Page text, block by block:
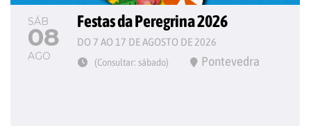
SÁB
08
AGO
Festas da Peregrina 2026
DO 7 AO 17 DE AGOSTO DE 2026
(Consultar: sábado) Pontevedra